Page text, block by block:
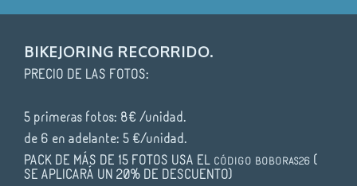
BIKEJORING RECORRIDO.
PRECIO DE LAS FOTOS:
5 primeras fotos: 8€ /unidad.
de 6 en adelante: 5 €/unidad.
PACK DE MÁS DE 15 FOTOS USA EL CÓDIGO BOBORAS26 (
SE APLICARÁ UN 20% DE DESCUENTO)